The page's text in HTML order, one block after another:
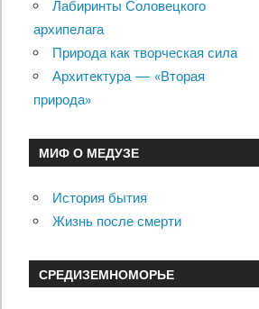
Лабиринты Соловецкого
архипелага
Природа как творческая сила
Архитектура — «Вторая
природа»
МИФ О МЕДУЗЕ
История бытия
Жизнь после смерти
СРЕДИЗЕМНОМОРЬЕ